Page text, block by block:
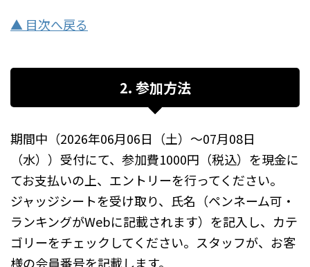
▲ 目次へ戻る
2. 参加方法
期間中（2026年06月06日（土）～07月08日
（水））受付にて、参加費1000円（税込）を現金に
てお支払いの上、エントリーを行ってください。
ジャッジシートを受け取り、氏名（ペンネーム可・
ランキングがWebに記載されます）を記入し、カテ
ゴリーをチェックしてください。スタッフが、お客
様の会員番号を記載します。